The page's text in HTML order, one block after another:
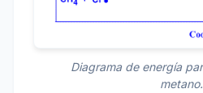
Diagrama de energía
metano.